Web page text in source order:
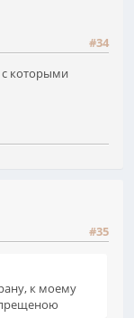
#34
с которыми
#35
к моему